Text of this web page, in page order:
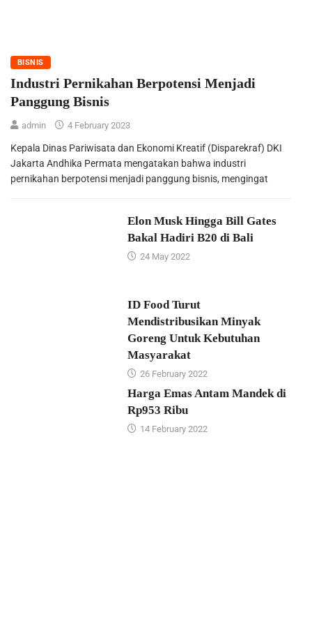
BISNIS
Industri Pernikahan Berpotensi Menjadi
Panggung Bisnis
admin 4 February 2023
Kepala Dinas Pariwisata dan Ekonomi Kreatif (Disparekraf) DKI
Jakarta Andhika Permata mengatakan bahwa industri
pernikahan berpotensi menjadi panggung bisnis, mengingat
Elon Musk Hingga Bill Gates
Bakal Hadiri B20 di Bali
24 May 2022
ID Food Turut
Mendistribusikan Minyak
Goreng Untuk Kebutuhan
Masyarakat
26 February 2022
Harga Emas Antam Mandek di
Rp953 Ribu
14 February 2022